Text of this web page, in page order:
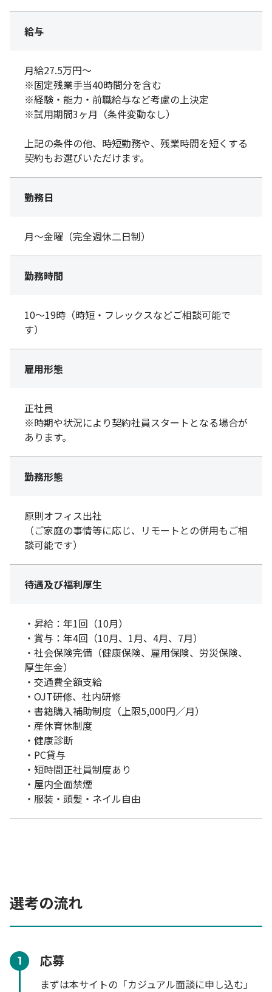
給与
月給27.5万円～
※固定残業手当40時間分を含む
※経験・能力・前職給与など考慮の上決定
※試用期間3ヶ月（条件変動なし）
上記の条件の他、時短勤務や、残業時間を短くする
契約もお選びいただけます。
勤務日
月～金曜（完全週休二日制）
勤務時間
10～19時（時短・フレックスなどご相談可能で
す）
雇用形態
正社員
※時期や状況により契約社員スタートとなる場合が
あります。
勤務形態
原則オフィス出社
（ご家庭の事情等に応じ、リモートとの併用もご相
談可能です）
待遇及び福利厚生
・昇給：年1回（10月）
・賞与：年4回（10月、1月、4月、7月）
・社会保険完備（健康保険、雇用保険、労災保険、
厚生年金）
・交通費全額支給
・OJT研修、社内研修
・書籍購入補助制度（上限5,000円／月）
・産休育休制度
・健康診断
・PC貸与
・短時間正社員制度あり
・屋内全面禁煙
・服装・頭髪・ネイル自由
選考の流れ
1 応募
まずは本サイトの「カジュアル面談に申し込む」